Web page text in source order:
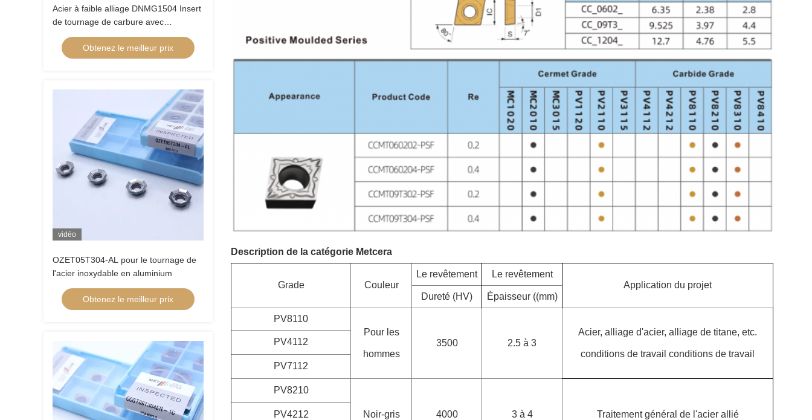
Acier à faible alliage DNMG1504 Insert
de tournage de carbure avec
déchiquetage semi-fini 3MU et
revêtement non revêtu
Obtenez le meilleur prix
vidéo
OZET05T304-AL pour le tournage de
l'acier inoxydable en aluminium
Obtenez le meilleur prix
Description de la catégorie Metcera
Grade Couleur
Le revêtement
Le revêtement
Application du projet
Dureté (HV)
Épaisseur ((mm)
PV8110
Pour les
hommes
3500 2.5 à 3
Acier, alliage d'acier, alliage de titane, etc.
conditions de travail conditions de travail
PV4112
PV7112
PV8210
Noir-gris 4000 3 à 4 Traitement général de l'acier allié
PV4212